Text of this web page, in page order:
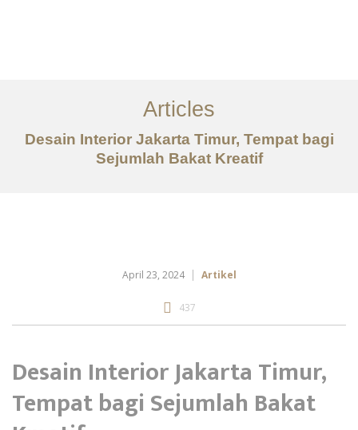
Tentang
Layanan
Articles
Articles
Desain Interior Jakarta Timur, Tempat bagi
Sejumlah Bakat Kreatif
April 23, 2024 Artikel
437
Desain Interior Jakarta Timur,
Tempat bagi Sejumlah Bakat